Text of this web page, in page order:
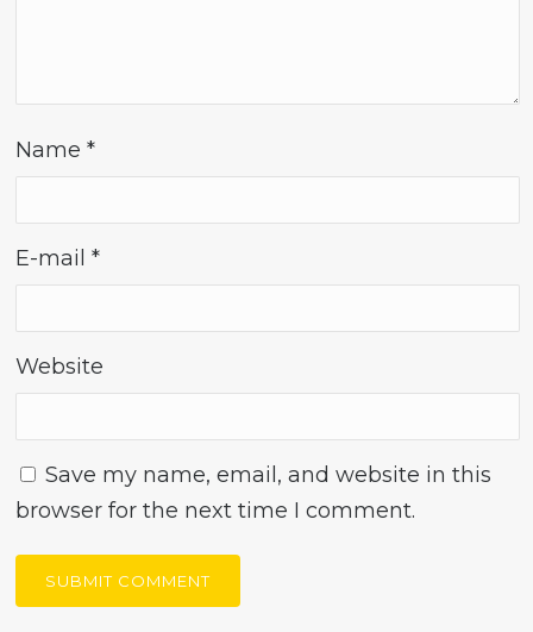
Name*
E-mail*
Website
Save my name, email, and website in this
browser for the next time I comment.